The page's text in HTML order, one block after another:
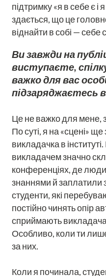
підтримку «я в себе є і
здається, що це
віднайти в собі — себе
Ви завжди на
виступаєте,
важко для вас
підзаряджаєтесь
Це не важко для мене,
По суті, я на «сцені»
викладачка в інституті.
викладачем значно
конференціях, де
знаннями й заплатили
студенти, які
постійно чинять опір
сприймають викладача
Особливо, коли ти
за них.
Коли я починала,